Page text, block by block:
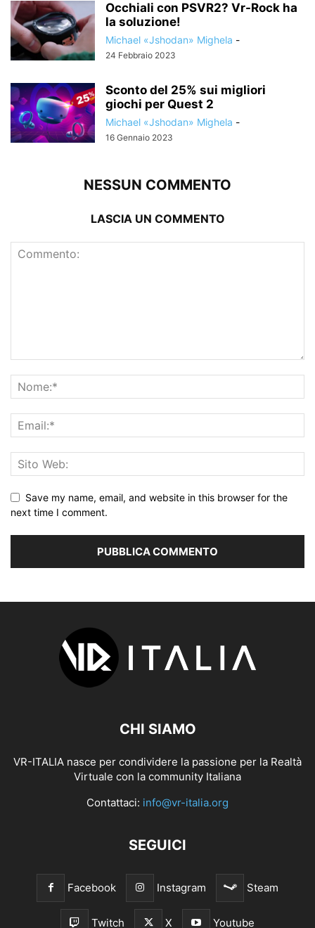
Occhiali con PSVR2? Vr-Rock ha
la soluzione!
Michael «Jshodan» Mighela -
24 Febbraio 2023
Sconto del 25% sui migliori
giochi per Quest 2
Michael «Jshodan» Mighela -
16 Gennaio 2023
NESSUN COMMENTO
LASCIA UN COMMENTO
Save my name, email, and website in this browser for the
next time I comment.
CHI SIAMO
VR-ITALIA nasce per condividere la passione per la Realtà
Virtuale con la community Italiana
Contattaci: info@vr-italia.org
SEGUICI
Facebook Instagram Steam
Twitch X Youtube